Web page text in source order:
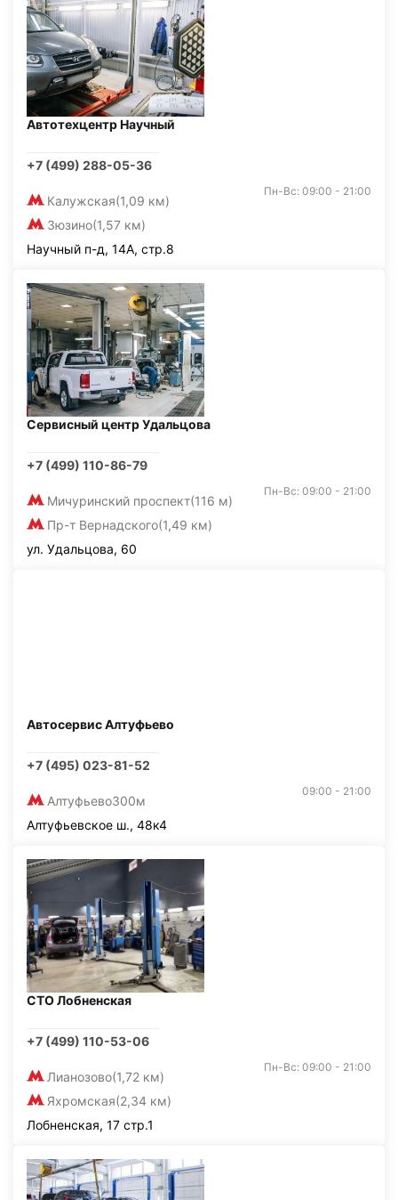
Автотехцентр Научный
+7 (499) 288-05-36
Калужская(1,09 км)
Зюзино(1,57 км)
Пн-Вс: 09:00 - 21:00
Научный п-д, 14А, стр.8
Сервисный центр Удальцова
+7 (499) 110-86-79
Мичуринский проспект(116 м)
Пр-т Вернадского(1,49 км)
Пн-Вс: 09:00 - 21:00
ул. Удальцова, 60
Автосервис Алтуфьево
+7 (495) 023-81-52
Алтуфьево300м
09:00 - 21:00
Алтуфьевское ш., 48к4
СТО Лобненская
+7 (499) 110-53-06
Лианозово(1,72 км)
Яхромская(2,34 км)
Пн-Вс: 09:00 - 21:00
Лобненская, 17 стр.1